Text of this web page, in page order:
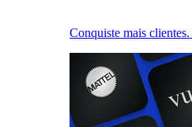
Conquiste mais